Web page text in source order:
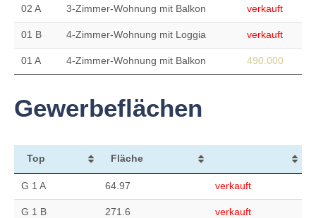
02 A 3-Zimmer-Wohnung mit Balkon verkauft
01 B 4-Zimmer-Wohnung mit Loggia verkauft
01 A 4-Zimmer-Wohnung mit Balkon 490.000
Gewerbeflächen
Top Fläche
G 1 A 64.97 verkauft
G 1 B 271.6 verkauft